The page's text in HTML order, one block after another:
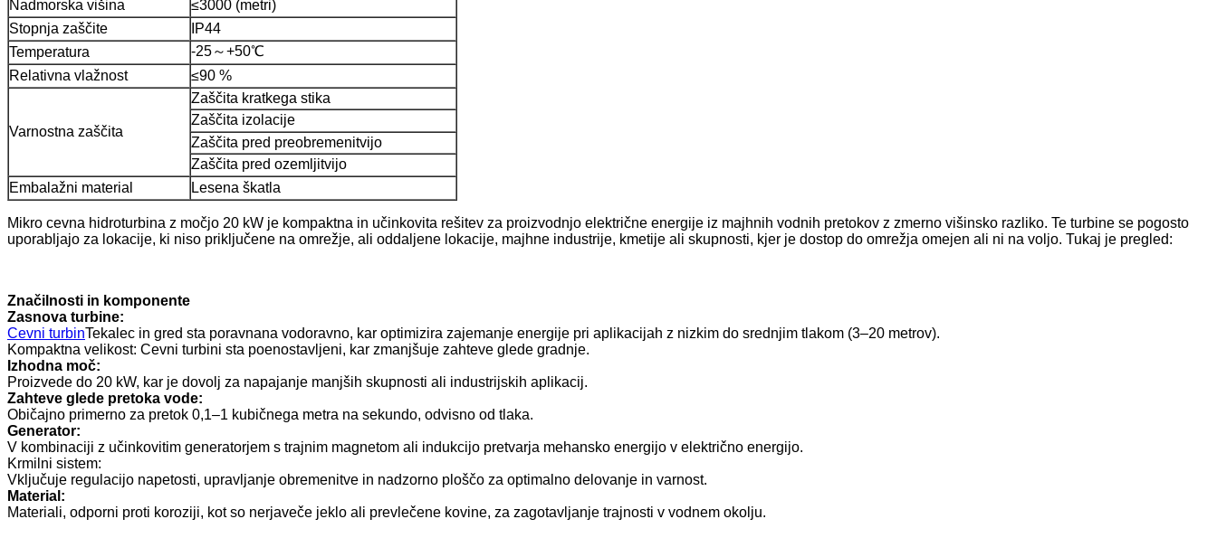
1200KW hidroelektrarni Peltonov turbogenerator
Nadmorska višina
≤3000 (metri)
Stopnja zaščite
IP44
Temperatura
-25～+50℃
Relativna vlažnost
≤90 %
Varnostna zaščita
Zaščita kratkega stika
Zaščita izolacije
Zaščita pred preobremenitvijo
Zaščita pred ozemljitvijo
Embalažni material
Lesena škatla
Mikro cevna hidroturbina z močjo 20 kW je kompaktna in učinkovita rešitev za proizvodnjo električne energije iz majhnih vodnih pretokov z zmerno višinsko razliko. Te turbine se pogosto
uporabljajo za lokacije, ki niso priključene na omrežje, ali oddaljene lokacije, majhne industrije, kmetije ali skupnosti, kjer je dostop do omrežja omejen ali ni na voljo. Tukaj je pregled:
Značilnosti in komponente
Zasnova turbine:
Cevni turbinTekalec in gred sta poravnana vodoravno, kar optimizira zajemanje energije pri aplikacijah z nizkim do srednjim tlakom (3–20 metrov).
Kompaktna velikost: Cevni turbini sta poenostavljeni, kar zmanjšuje zahteve glede gradnje.
Izhodna moč:
Proizvede do 20 kW, kar je dovolj za napajanje manjših skupnosti ali industrijskih aplikacij.
Zahteve glede pretoka vode:
Običajno primerno za pretok 0,1–1 kubičnega metra na sekundo, odvisno od tlaka.
Generator:
V kombinaciji z učinkovitim generatorjem s trajnim magnetom ali indukcijo pretvarja mehansko energijo v električno energijo.
Krmilni sistem:
Vključuje regulacijo napetosti, upravljanje obremenitve in nadzorno ploščo za optimalno delovanje in varnost.
Material:
Materiali, odporni proti koroziji, kot so nerjaveče jeklo ali prevlečene kovine, za zagotavljanje trajnosti v vodnem okolju.